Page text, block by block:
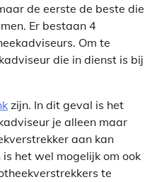
de eerste de beste die
Er bestaan 4
Om te
die in dienst is bij
zijn. In dit geval is het
je alleen maar
aan kan
het wel mogelijk om ook
te